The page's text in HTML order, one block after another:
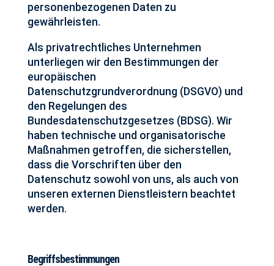
personenbezogenen Daten zu
gewährleisten.
Als privatrechtliches Unternehmen
unterliegen wir den Bestimmungen der
europäischen
Datenschutzgrundverordnung (DSGVO) und
den Regelungen des
Bundesdatenschutzgesetzes (BDSG). Wir
haben technische und organisatorische
Maßnahmen getroffen, die sicherstellen,
dass die Vorschriften über den
Datenschutz sowohl von uns, als auch von
unseren externen Dienstleistern beachtet
werden.
Begriffsbestimmungen